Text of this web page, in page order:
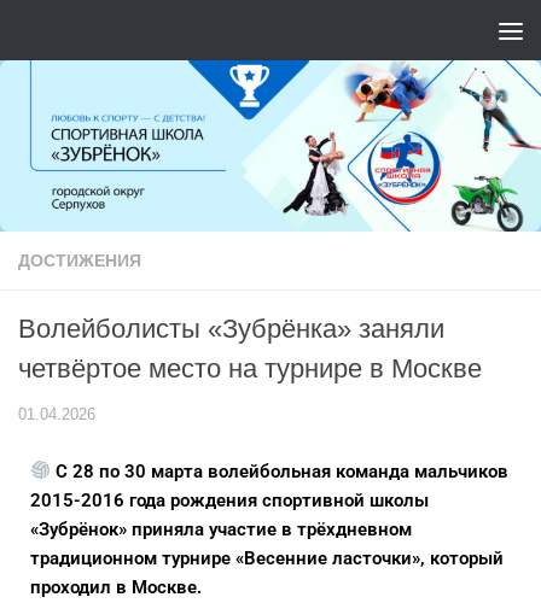
ДОСТИЖЕНИЯ
Волейболисты «Зубрёнка» заняли
четвёртое место на турнире в Москве
01.04.2026
С 28 по 30 марта волейбольная команда мальчиков
2015-2016 года рождения спортивной школы
«Зубрёнок» приняла участие в трёхдневном
традиционном турнире «Весенние ласточки», который
проходил в Москве.